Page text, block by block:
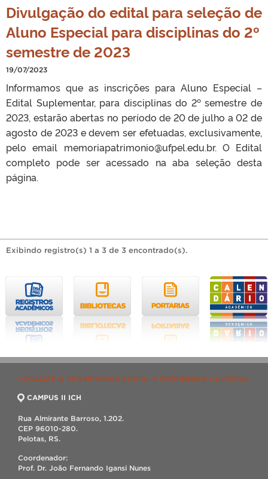
Divulgação do edital para seleção de
Aluno Especial para disciplinas do 2º
semestre de 2023
19/07/2023
Informamos que as inscrições para Aluno Especial –
Edital Suplementar, para disciplinas do 2º semestre de
2023, estarão abertas no período de 20 de julho a 02 de
agosto de 2023 e devem ser efetuadas, exclusivamente,
pelo email memoriapatrimonio@ufpel.edu.br. O Edital
completo pode ser acessado na aba seleção desta
página.
Exibindo registro(s) 1 a 3 de 3 encontrado(s).
LOCALIZE O PPG MEMÓRIA SOCIAL E PATRIMÔNIO CULTURAL
CAMPUS II ICH
Rua Almirante Barroso, 1.202.
CEP 96010-280.
Pelotas, RS.
Coordenador:
Prof. Dr. João Fernando Igansi Nunes